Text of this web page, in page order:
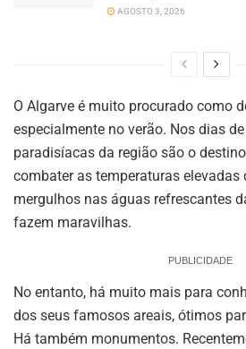
AGOSTO 3, 2026
O Algarve é muito procurado como
especialmente no verão. Nos dias
paradisíacas da região são o
combater as temperaturas elevadas
mergulhos nas águas refrescantes
fazem maravilhas.
PUBLICIDADE
No entanto, há muito mais para
dos seus famosos areais, ótimos
Há também monumentos.